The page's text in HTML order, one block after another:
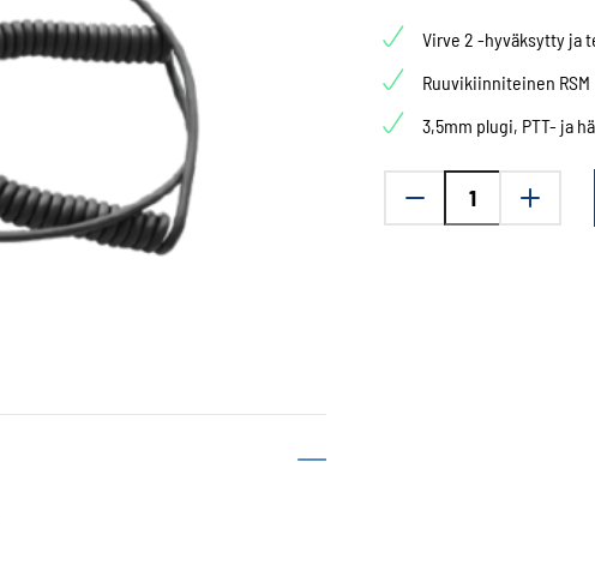
Virve 2 -hyväksytty ja
Ruuvikiinniteinen RSM
3,5mm plugi, PTT- ja